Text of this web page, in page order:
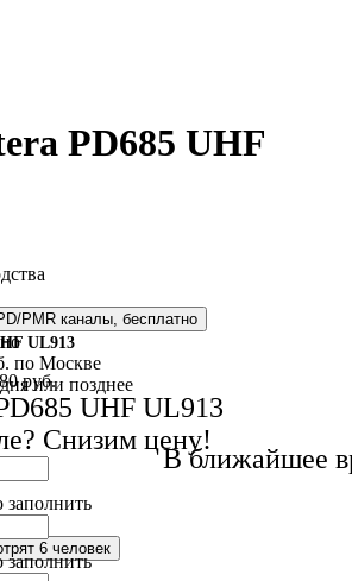
PD685 UHF
UL913
руб.
UHF UL913
Снизим цену!
заполнить
заполнить
В ближайшее
PMR каналы, бесплатно
по Москве
или позднее
6 человек